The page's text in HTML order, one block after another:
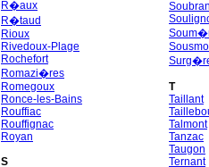
R�aux
R�taud
Rioux
Rivedoux-Plage
Rochefort
Romazi�res
Romegoux
Ronce-les-Bains
Rouffiac
Rouffignac
Royan
S
Soubran
T
Taillant
Talmont
Tanzac
Taugon
Ternant